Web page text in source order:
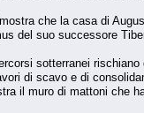
che la casa di
del suo successore
sotterranei
di scavo e di
il muro di mattoni che